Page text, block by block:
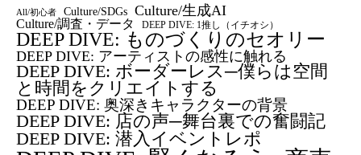
All/初心者 Culture/SDGs Culture/生成AI
Culture/調査・データ DEEP DIVE: 1推し（イチオシ）
DEEP DIVE: ものづくりのセオリー
DEEP DIVE: アーティストの感性に触れる
DEEP DIVE: ボーダーレス─僕らは空間
と時間をクリエイトする
DEEP DIVE: 奥深きキャラクターの背景
DEEP DIVE: 店の声─舞台裏での奮闘記
DEEP DIVE: 潜入イベントレポ